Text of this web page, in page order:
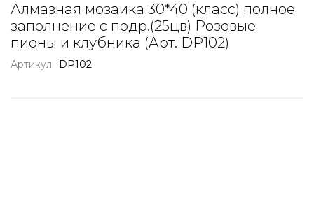
Алмазная мозаика 30*40 (класс) полное
заполнение c подр.(25цв) Розовые
пионы и клубника (Арт. DP102)
Артикул: DP102